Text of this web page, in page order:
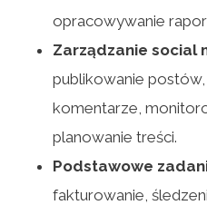
opracowywanie
Zarządzanie social
publikowanie
komentarze,
planowanie treści.
Podstawowe
fakturowanie,